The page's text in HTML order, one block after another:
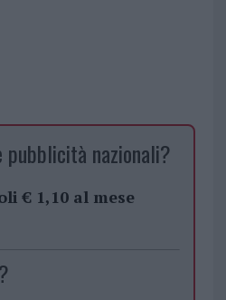
pubblicità nazionali?
€ 1,10 al mese